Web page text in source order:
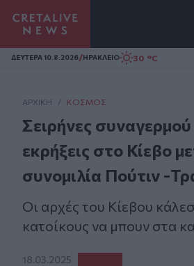
Homepage
ΔΕΥΤΕΡΑ 10.8.2026/ΗΡΑΚΛΕΙΟ 30 °C
ΑΡΧΙΚΗ / ΚΌΣΜΟΣ
Σειρήνες συναγερμού
εκρήξεις στο Κίεβο
συνομιλία Πούτιν -
Οι αρχές του Κίεβου
κατοίκους να μπουν στα
18.03.2025